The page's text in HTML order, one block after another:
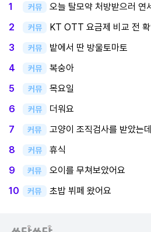
1 커뮤 오늘 탈모약 처방받으러 연
2 커뮤 KT OTT 요금제 비교 전
3 커뮤 밭에서 딴 방울토마토
4 커뮤 복숭아
5 커뮤 목요일
6 커뮤 더워요
7 커뮤 고양이 조직검사를 받았는데
8 커뮤 휴식
9 커뮤 오이를 무쳐보았어요
10 커뮤 초밥 뷔페 왔어요